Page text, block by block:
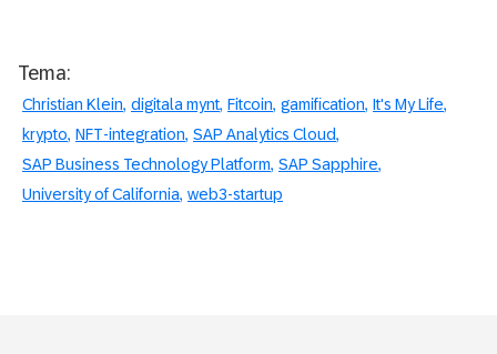
Tema:
Christian Klein digitala mynt Fitcoin gamification It's My Life
krypto NFT-integration SAP Analytics Cloud
SAP Business Technology Platform SAP Sapphire
University of California web3-startup